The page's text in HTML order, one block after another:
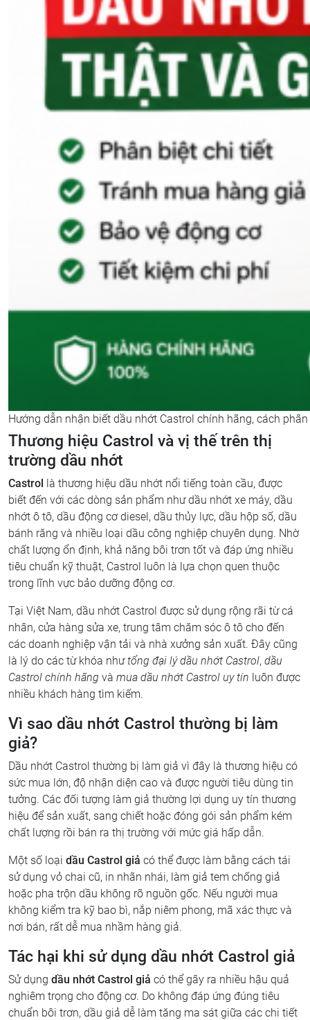
Hướng dẫn nhận biết dầu nhớt Castrol chính hãng, cách
Thương hiệu Castrol và vị thế trên thị
trường dầu nhớt
Castrol là thương hiệu dầu nhớt nổi tiếng toàn cầu, được
biết đến với các dòng sản phẩm như dầu nhớt xe máy, dầu
nhớt ô tô, dầu động cơ diesel, dầu thủy lực, dầu hộp số, dầu
bánh răng và nhiều loại dầu công nghiệp chuyên dụng. Nhờ
chất lượng ổn định, khả năng bôi trơn tốt và đáp ứng nhiều
tiêu chuẩn kỹ thuật, Castrol luôn là lựa chọn quen thuộc
trong lĩnh vực bảo dưỡng động cơ.
Tại Việt Nam, dầu nhớt Castrol được sử dụng rộng rãi từ cá
nhân, cửa hàng sửa xe, trung tâm chăm sóc ô tô cho đến
các doanh nghiệp vận tải và nhà xưởng sản xuất. Đây cũng
là lý do các từ khóa nhưtổng đại lý dầu nhớt Castrol, dầu
Castrol chính hãng và mua dầu nhớt Castrol uy tín luôn được
nhiều khách hàng tìm kiếm.
Vì sao dầu nhớt Castrol thường bị làm
giả?
Dầu nhớt Castrol thường bị làm giả vì đây là thương hiệu có
sức mua lớn, độ nhận diện cao và được người tiêu dùng tin
tưởng. Các đối tượng làm giả thường lợi dụng uy tín thương
hiệu để sản xuất, sang chiết hoặc đóng gói sản phẩm kém
chất lượng rồi bán ra thị trường với mức giá hấp dẫn.
Một số loại dầu Castrol giả có thể được làm bằng cách tái
sử dụng vỏ chai cũ, in nhãn nhái, làm giả tem chống giả
hoặc pha trộn dầu không rõ nguồn gốc. Nếu người mua
không kiểm tra kỹ bao bì, nắp niêm phong, mã xác thực và
nơi bán, rất dễ mua nhầm hàng giả.
Tác hại khi sử dụng dầu nhớt Castrol giả
Sử dụng dầu nhớt Castrol giả có thể gây ra nhiều hậu quả
nghiêm trọng cho động cơ. Do không đáp ứng đúng tiêu
chuẩn bôi trơn, dầu giả dễ làm tăng ma sát giữa các chi tiết